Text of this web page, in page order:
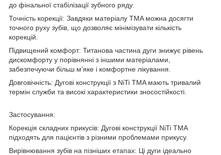
до фінальної стабілізації зубного ряду.
Точність корекції: Завдяки матеріалу TMA можна досягти
точного руху зубів, що дозволяє мінімізувати кількість
корекцій.
Підвищений комфорт: Титанова частина дуги знижує рівень
дискомфорту у порівнянні з іншими матеріалами,
забезпечуючи більш м’яке і комфортне лікування.
Довговічність: Дугові конструкції з NiTi TMA мають тривалий
термін служби та високі характеристики зносостійкості.
Застосування:
Корекція складних прикусів: Дугові конструкції NiTi TMA
підходять для пацієнтів з різними проблемами прикусу.
Вирівнювання зубів на пізніших етапах: Ці дуги ідеально